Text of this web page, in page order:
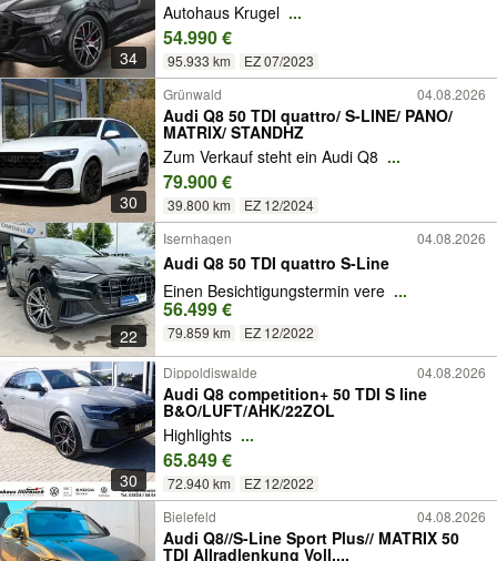
34
Autohaus Krugel ...
54.990 €
95.933 km EZ 07/2023
30
Grünwald 04.08.2026
Audi Q8 50 TDI quattro/ S-LINE/ PANO/
MATRIX/ STANDHZ
Zum Verkauf steht ein Audi Q8 ...
79.900 €
39.800 km EZ 12/2024
22
Isernhagen 04.08.2026
Audi Q8 50 TDI quattro S-Line
Einen Besichtigungstermin vere ...
56.499 €
79.859 km EZ 12/2022
30
Dippoldiswalde 04.08.2026
Audi Q8 competition+ 50 TDI S line
B&O/LUFT/AHK/22ZOL
Highlights ...
65.849 €
72.940 km
EZ 12/2022
Bielefeld
04.08.2026
Audi Q8//S-Line Sport Plus// MATRIX 50
TDI Allradlenkung Voll....